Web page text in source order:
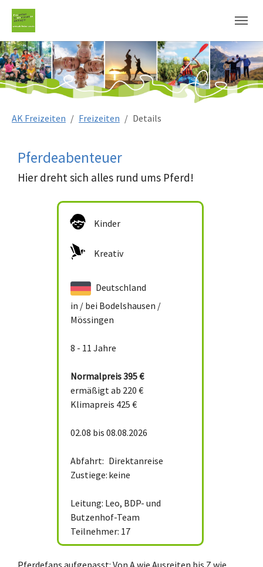
AK Freizeiten Freizeiten Details
Pferdeabenteuer
Hier dreht sich alles rund ums Pferd!
Kinder
Kreativ
Deutschland
in / bei Bodelshausen /
Mössingen
8 - 11 Jahre
Normalpreis395 €
ermäßigt ab 220 €
Klimapreis 425 €
02.08 bis 08.08.2026
Abfahrt: Direktanreise
Zustiege: keine
Leitung: Leo, BDP- und
Butzenhof-Team
Teilnehmer: 17
Pferdefans aufgepasst: Von A wie Ausreiten bis Z wie